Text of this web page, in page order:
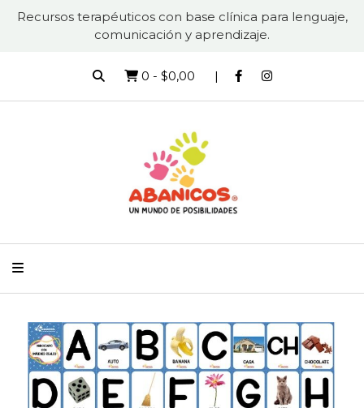
Recursos terapéuticos con base clínica para lenguaje,
comunicación y aprendizaje.
0 - $0,00